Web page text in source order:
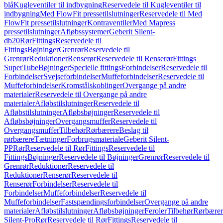
blåKugleventiler til indbygningReservedele til Kugleventiler til
indbygningMed FlowFit pressetilslutningerReservedele til Med
FlowFit pressetilslutningerKontraventilerMed Mapress
pressetilslutningerAfløbssystemerGeberit Silent-
db20RørFittingsReservedele til
FittingsBøjningerGrenrørReservedele til
GrenrørReduktionerRenserørReservedele til RenserørFittings
SuperTubeBøjningerSpecielle fittingsForbindelserReservedele til
ForbindelserSvejseforbindelserMuffeforbindelserReservedele til
MuffeforbindelserKromstålskoblingerOvergange på andre
materialerReservedele til Overgange på andre
materialerAfløbstilslutningerReservedele til
AfløbstilslutningerAfløbsbøjningerReservedele til
AfløbsbøjningerOvergangsmufferReservedele til
OvergangsmufferTilbehørRørbærereBeslag til
rørbærereTætningerForbrugsmaterialeGeberit Silent-
PPRørReservedele til RørFittingsReservedele til
FittingsBøjningerReservedele til BøjningerGrenrørReservedele til
GrenrørReduktionerReservedele til
ReduktionerRenserørReservedele til
RenserørForbindelserReservedele til
ForbindelserMuffeforbindelserReservedele til
MuffeforbindelserFastspændingsforbindelserOvergange på andre
materialerAfløbstilslutningerAfløbsbøjningerFerolerTilbehør
Silent-ProRørReservedele til RørFittingsReservedele til